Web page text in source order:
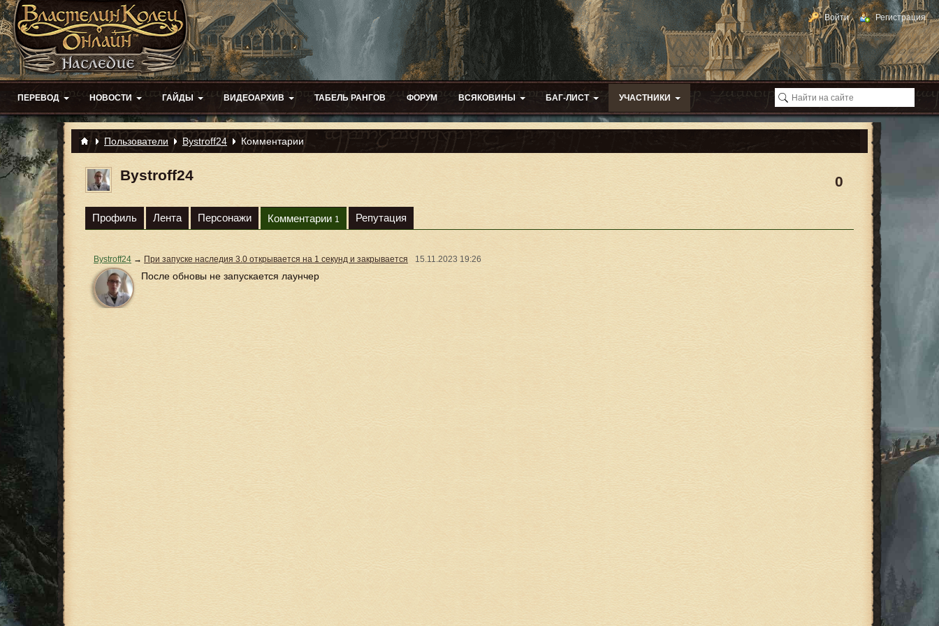
Войти Регистрация
ПЕРЕВОД НОВОСТИ ГАЙДЫ ВИДЕОАРХИВ ТАБЕЛЬ РАНГОВ ФОРУМ ВСЯКОВИНЫ БАГ-ЛИСТ УЧАСТНИКИ
Пользователи Bystroff24 Комментарии
0
Bystroff24
Профиль Лента Персонажи Комментарии 1 Репутация
Bystroff24 → При запуске наследия 3.0 открывается на 1 секунд и закрывается 15.11.2023 19:26
После обновы не запускается лаунчер